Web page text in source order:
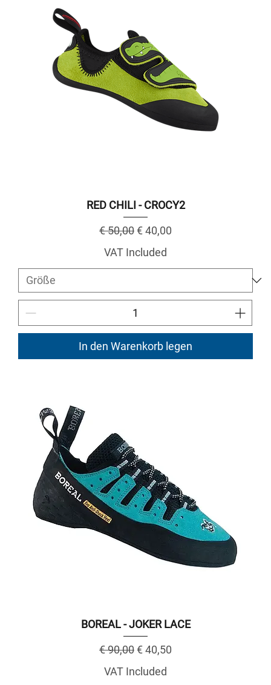
RED CHILI - CROCY2
Regular Price
€ 50,00Sale Price
€ 40,00
VAT Included
In den Warenkorb legen
BOREAL - JOKER LACE
Regular Price
€ 90,00Sale Price
€ 40,50
VAT Included